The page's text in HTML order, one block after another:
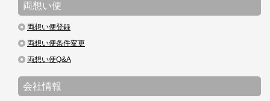
両想い便
両想い便登録
両想い便条件変更
両想い便Q&A
会社情報